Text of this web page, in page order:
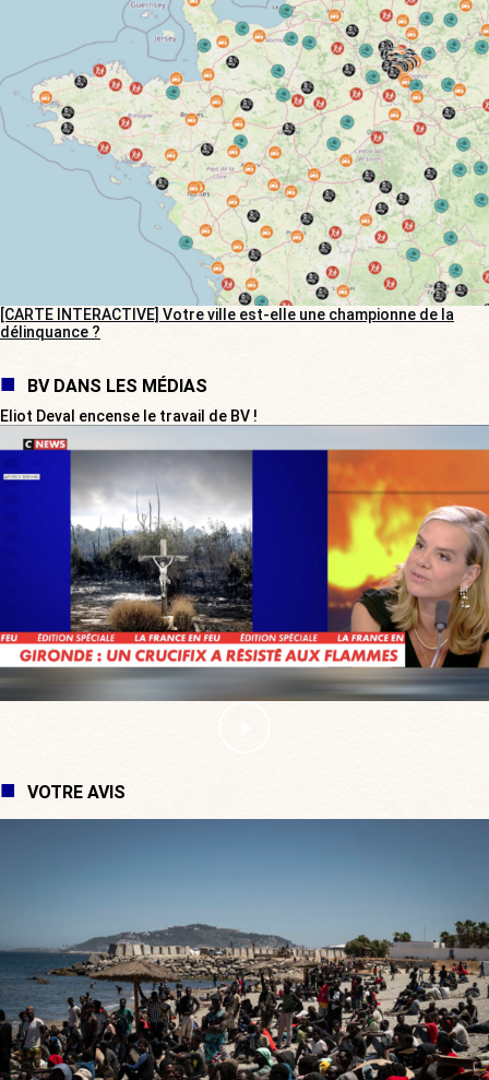
[CARTE INTERACTIVE] Votre ville est-elle une championne de la
délinquance ?
BV DANS LES MÉDIAS
Eliot Deval encense le travail de BV !
VOTRE AVIS